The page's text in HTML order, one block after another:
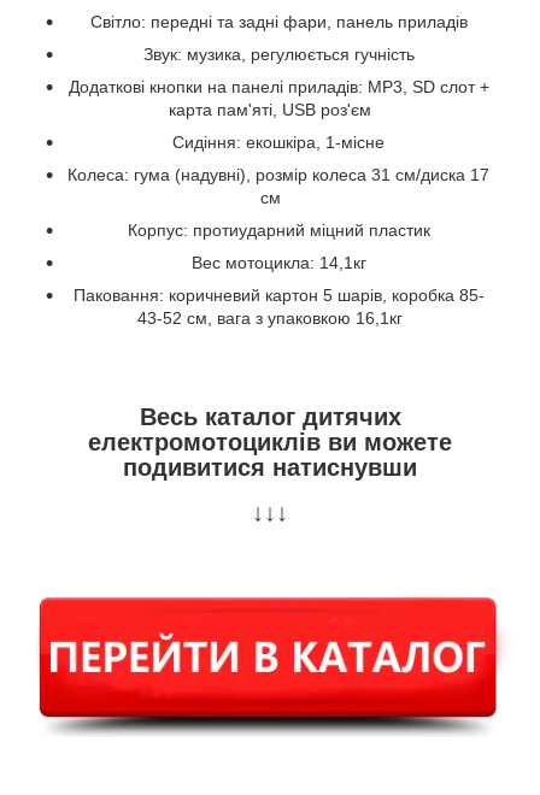
Світло: передні та задні фари, панель приладів
Звук: музика, регулюється гучність
Додаткові кнопки на панелі приладів: MP3, SD слот +
карта пам'яті, USB роз'єм
Сидіння: екошкіра, 1-місне
Колеса: гума (надувні), розмір колеса 31 см/диска 17
см
Корпус: протиударний міцний пластик
Вес мотоцикла: 14,1кг
Паковання: коричневий картон 5 шарів, коробка 85-
43-52 см, вага з упаковкою 16,1кг
Весь каталог дитячих
електромотоциклів ви можете
подивитися натиснувши
↓↓↓